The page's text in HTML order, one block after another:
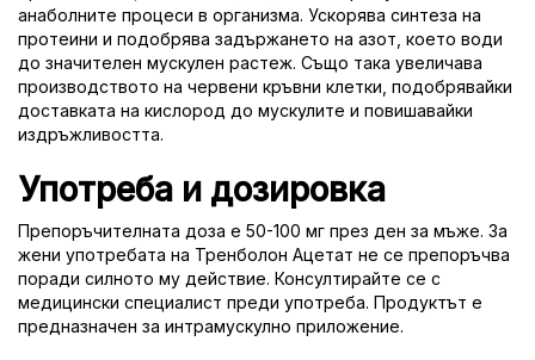
анаболните процеси в организма. Ускорява синтеза на
протеини и подобрява задържането на азот, което води
до значителен мускулен растеж. Също така увеличава
производството на червени кръвни клетки, подобрявайки
доставката на кислород до мускулите и повишавайки
издръжливостта.
Употреба и дозировка
Препоръчителната доза е 50-100 мг през ден за мъже. За
жени употребата на Тренболон Ацетат не се препоръчва
поради силното му действие. Консултирайте се с
медицински специалист преди употреба. Продуктът е
предназначен за интрамускулно приложение.